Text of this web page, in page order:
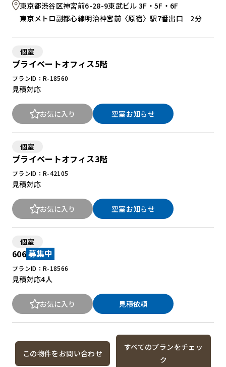
東京都渋谷区神宮前6-28-9東武ビル 3F・5F・6F
東京メトロ副都心線明治神宮前〈原宿〉駅7番出口 2分
個室
プライベートオフィス5階
プランID：R-18560
見積対応
お気に入り 空室お知らせ
個室
プライベートオフィス3階
プランID：R-42105
見積対応
お気に入り 空室お知らせ
個室
606 募集中
プランID：R-18566
見積対応4人
お気に入り 見積依頼
この物件をお問い合わせ
すべてのプランをチェッ
ク